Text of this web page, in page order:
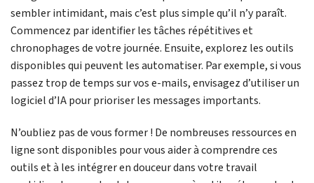
sembler intimidant, mais c’est plus simple qu’il n’y paraît.
Commencez par identifier les tâches répétitives et
chronophages de votre journée. Ensuite, explorez les outils
disponibles qui peuvent les automatiser. Par exemple, si vous
passez trop de temps sur vos e-mails, envisagez d’utiliser un
logiciel d’IA pour prioriser les messages importants.
N’oubliez pas de vous former ! De nombreuses ressources en
ligne sont disponibles pour vous aider à comprendre ces
outils et à les intégrer en douceur dans votre travail